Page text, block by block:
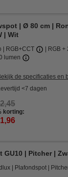
| Ø 80 cm |
| Wit
RGB+CCT
RGB +
lumen
de specificaties en
<7 dagen
korting:
| Pitcher |
Plafondspot